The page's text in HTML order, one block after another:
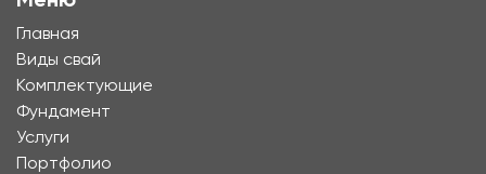
Главная
Виды свай
Комплектующие
Фундамент
Услуги
Портфолио